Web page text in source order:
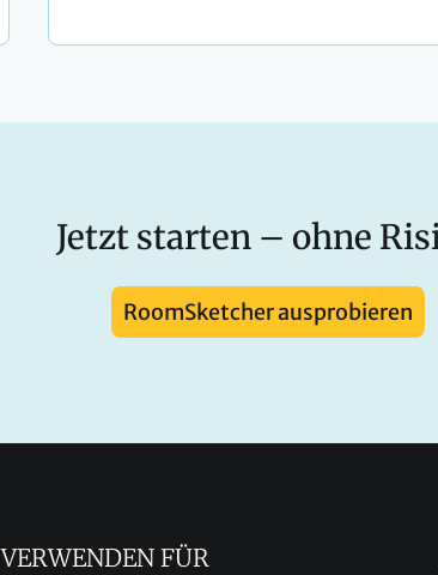
Jetzt starten – ohne
RoomSketcher ausprobieren
VERWENDEN FÜR